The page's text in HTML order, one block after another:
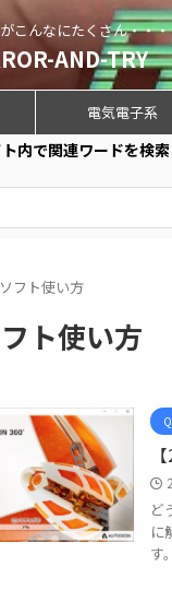
こんなにたくさん・・・
AND-TRY
電気電子系
で関連ワードを
フト使い方
ト使い方
ど
に
す